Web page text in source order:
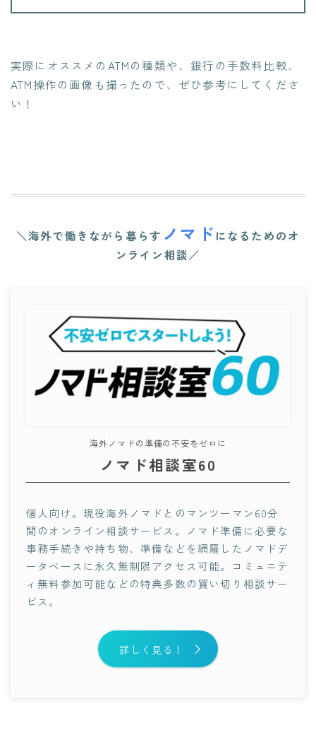
実際にオススメのATMの種類や、銀行の手数料比較、
ATM操作の画像も撮ったので、ぜひ参考にしてくださ
い！
＼海外で働きながら暮らす ノマド になるためのオ
ンライン相談／
海外ノマドの準備の不安をゼロに
ノマド相談室60
個人向け。現役海外ノマドとのマンツーマン60分
間のオンライン相談サービス。ノマド準備に必要な
事務手続きや持ち物、準備などを網羅したノマドデ
ータベースに永久無制限アクセス可能。コミュニテ
ィ無料参加可能などの特典多数の買い切り相談サー
ビス。
詳しく見る！